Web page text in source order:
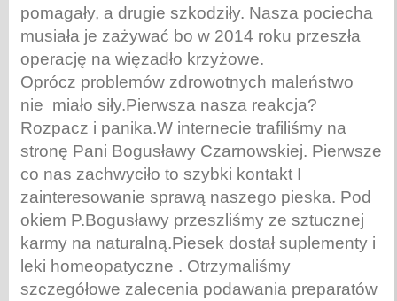
pomagały, a drugie szkodziły. Nasza pociecha
musiała je zażywać bo w 2014 roku przeszła
operację na więzadło krzyżowe.
Oprócz problemów zdrowotnych maleństwo
nie miało siły.Pierwsza nasza reakcja?
Rozpacz i panika.W internecie trafiliśmy na
stronę Pani Bogusławy Czarnowskiej. Pierwsze
co nas zachwyciło to szybki kontakt I
zainteresowaniesprawą naszego pieska. Pod
okiem P.Bogusławy przeszliśmy ze sztucznej
karmy na naturalną.Piesek dostał suplementy i
leki homeopatyczne . Otrzymaliśmy
szczegółowe zalecenia podawania preparatów